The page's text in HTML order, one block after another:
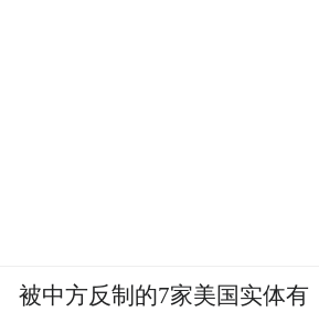
被中方反制的7家美国实体有